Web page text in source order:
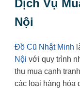
Dịch Vụ
Nội
Đồ Cũ Nhật Minh
Nội với quy trình
thu mua cạnh
các loại hàng hóa